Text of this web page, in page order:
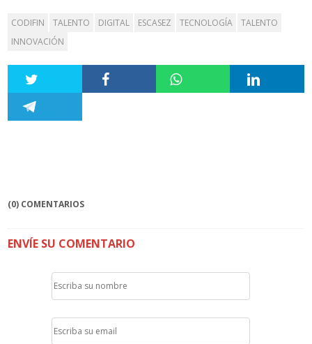
CODIFIN TALENTO DIGITAL ESCASEZ TECNOLOGÍA
TALENTO
INNOVACIÓN
(0) COMENTARIOS
ENVÍE SU COMENTARIO